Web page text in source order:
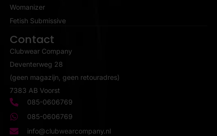
Womanizer
Fetish Submissive
Contact
Clubwear Company
Deventerweg 28
(geen magazijn, geen retouradres)
7383 AB Voorst
085-0606769
085-0606769
info@clubwearcompany.nl